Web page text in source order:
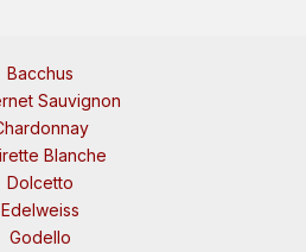
Bacchus
Sauvignon
Blanche
Dolcetto
Edelweiss
Godello